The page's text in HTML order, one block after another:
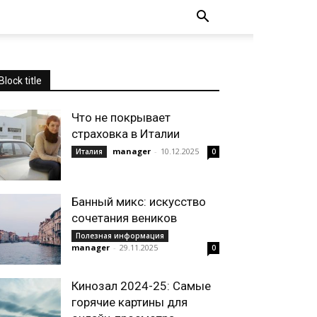
title
Что не покрывает
страховка в Италии
Италия manager - 10.12.2025 0
Банный микс: искусство
сочетания веников
Полезная информация
manager - 29.11.2025 0
Кинозал 2024-25: Самые
горячие картины для